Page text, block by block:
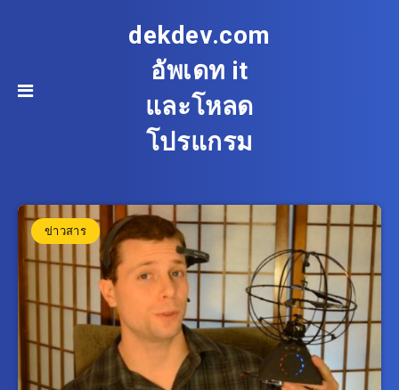
dekdev.com
อัพเดท it
และโหลด
โปรแกรม
ข่าวสาร